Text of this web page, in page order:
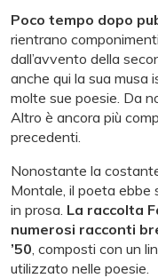
Poco tempo dopo
rientrano
dall’avvento della
anche qui la sua musa
molte sue poesie. Da
Altro è ancora più
precedenti.
Nonostante la
Montale, il poeta ebbe
in prosa. La raccolta
numerosi racconti
’50 , composti con un
utilizzato nelle poesie.